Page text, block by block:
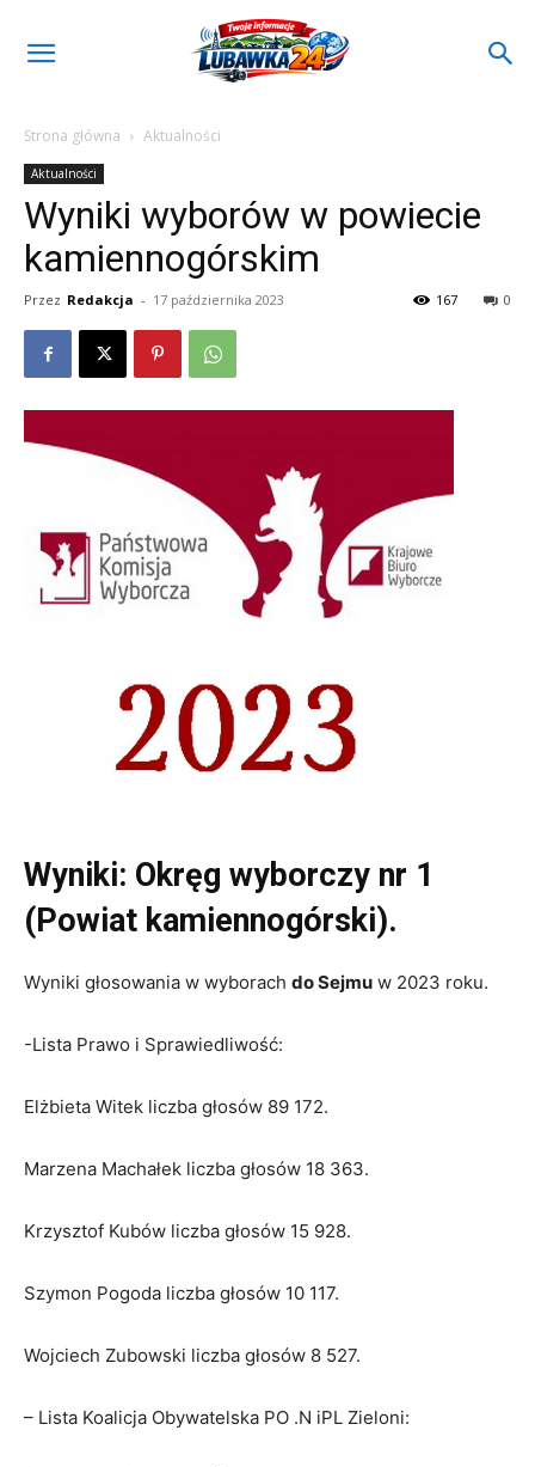
Strona główna Aktualności
Aktualności
Wyniki wyborów w powiecie
kamiennogórskim
Przez Redakcja - 17 października 2023 0
167
Wyniki: Okręg wyborczy nr 1
(Powiat kamiennogórski).
Wyniki głosowania w wyborach do Sejmu w 2023 roku.
-Lista Prawo i Sprawiedliwość:
Elżbieta Witek liczba głosów 89 172.
Marzena Machałek liczba głosów 18 363.
Krzysztof Kubów liczba głosów 15 928.
Szymon Pogoda liczba głosów 10 117.
Wojciech Zubowski liczba głosów 8 527.
– Lista Koalicja Obywatelska PO .N iPL Zieloni: